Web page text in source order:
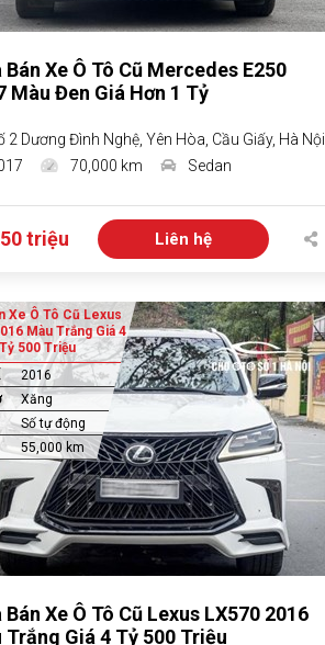
Bán Xe Ô Tô Cũ Mercedes E250
Màu Đen Giá Hơn 1 Tỷ
2 Dương Đình Nghệ, Yên Hòa, Cầu Giấy, Hà Nội
70,000 km Sedan
triệu Liên hệ
Xe Ô Tô Cũ Lexus
Màu Trắng Giá 4
Tỷ 500 Triệu
2016
Xăng
Số tự động
55,000 km
Bán Xe Ô Tô Cũ Lexus LX570 2016
Trắng Giá 4 Tỷ 500 Triệu